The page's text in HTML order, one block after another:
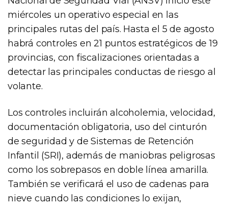
miércoles un operativo especial en las
principales rutas del país. Hasta el 5 de agosto
habrá controles en 21 puntos estratégicos de 19
provincias, con fiscalizaciones orientadas a
detectar las principales conductas de riesgo al
volante.
Los controles incluirán alcoholemia, velocidad,
documentación obligatoria, uso del cinturón
de seguridad y de Sistemas de Retención
Infantil (SRI), además de maniobras peligrosas
como los sobrepasos en doble línea amarilla.
También se verificará el uso de cadenas para
nieve cuando las condiciones lo exijan,